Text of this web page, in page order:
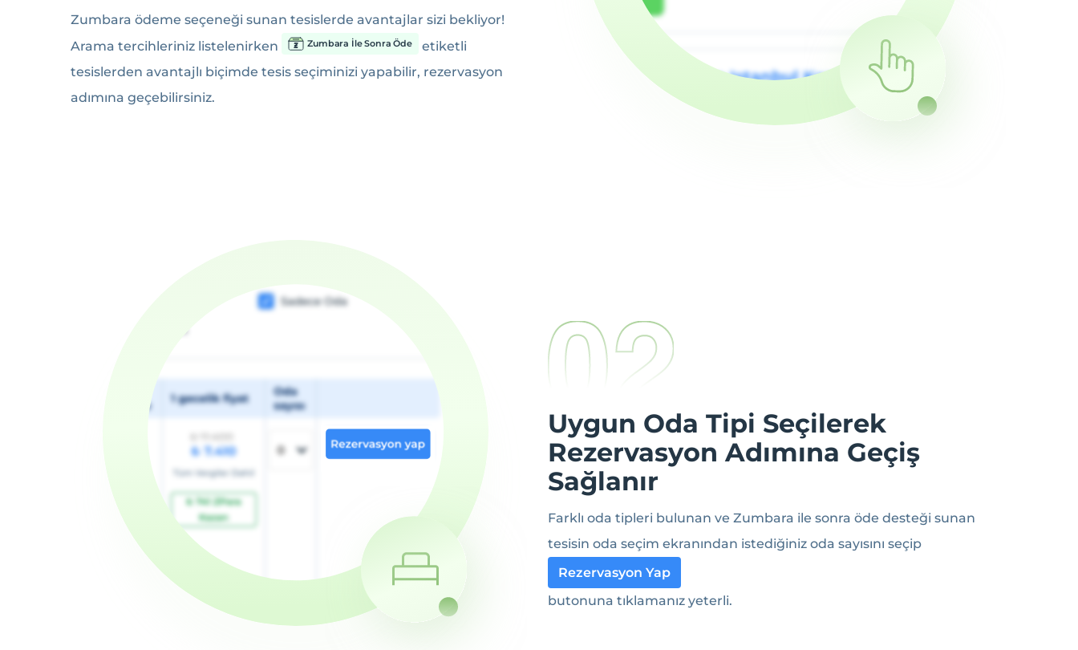
Zumbara ödeme seçeneği sunan tesislerde avantajlar sizi bekliyor!
Arama tercihleriniz listelenirken
Zumbara İle Sonra Öde
etiketli
tesislerden avantajlı biçimde tesis seçiminizi yapabilir, rezervasyon
adımına geçebilirsiniz.
Uygun Oda Tipi Seçilerek
Rezervasyon Adımına Geçiş
Sağlanır
Farklı oda tipleri bulunan ve Zumbara ile sonra öde desteği sunan
tesisin oda seçim ekranından istediğiniz oda sayısını seçip
Rezervasyon Yap
butonuna tıklamanız yeterli.